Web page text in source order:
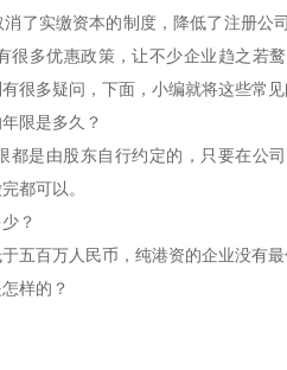
实缴资本的制度，降低了注册公
很多优惠政策，让不少企业趋之若
很多疑问，下面，小编就将这些常见
限是多久？
是由股东自行约定的，只要在公
都可以。
？
百万人民币，纯港资的企业没有最
样的？